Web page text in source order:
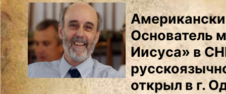
Основатель
Иисуса» в
открыл в г.